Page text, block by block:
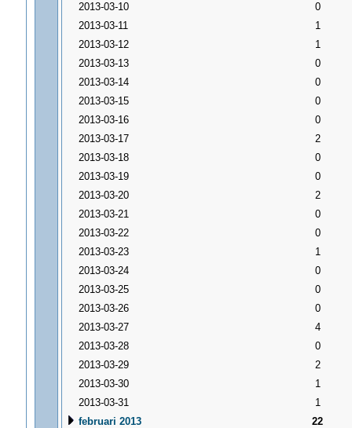
2013-03-10
0
2013-03-11
1
2013-03-12
1
2013-03-13
0
2013-03-14
0
2013-03-15
0
2013-03-16
0
2013-03-17
2
2013-03-18
0
2013-03-19
0
2013-03-20
2
2013-03-21
0
2013-03-22
0
2013-03-23
1
2013-03-24
0
2013-03-25
0
2013-03-26
0
2013-03-27
4
2013-03-28
0
2013-03-29
2
2013-03-30
1
2013-03-31
1
februari 2013
22